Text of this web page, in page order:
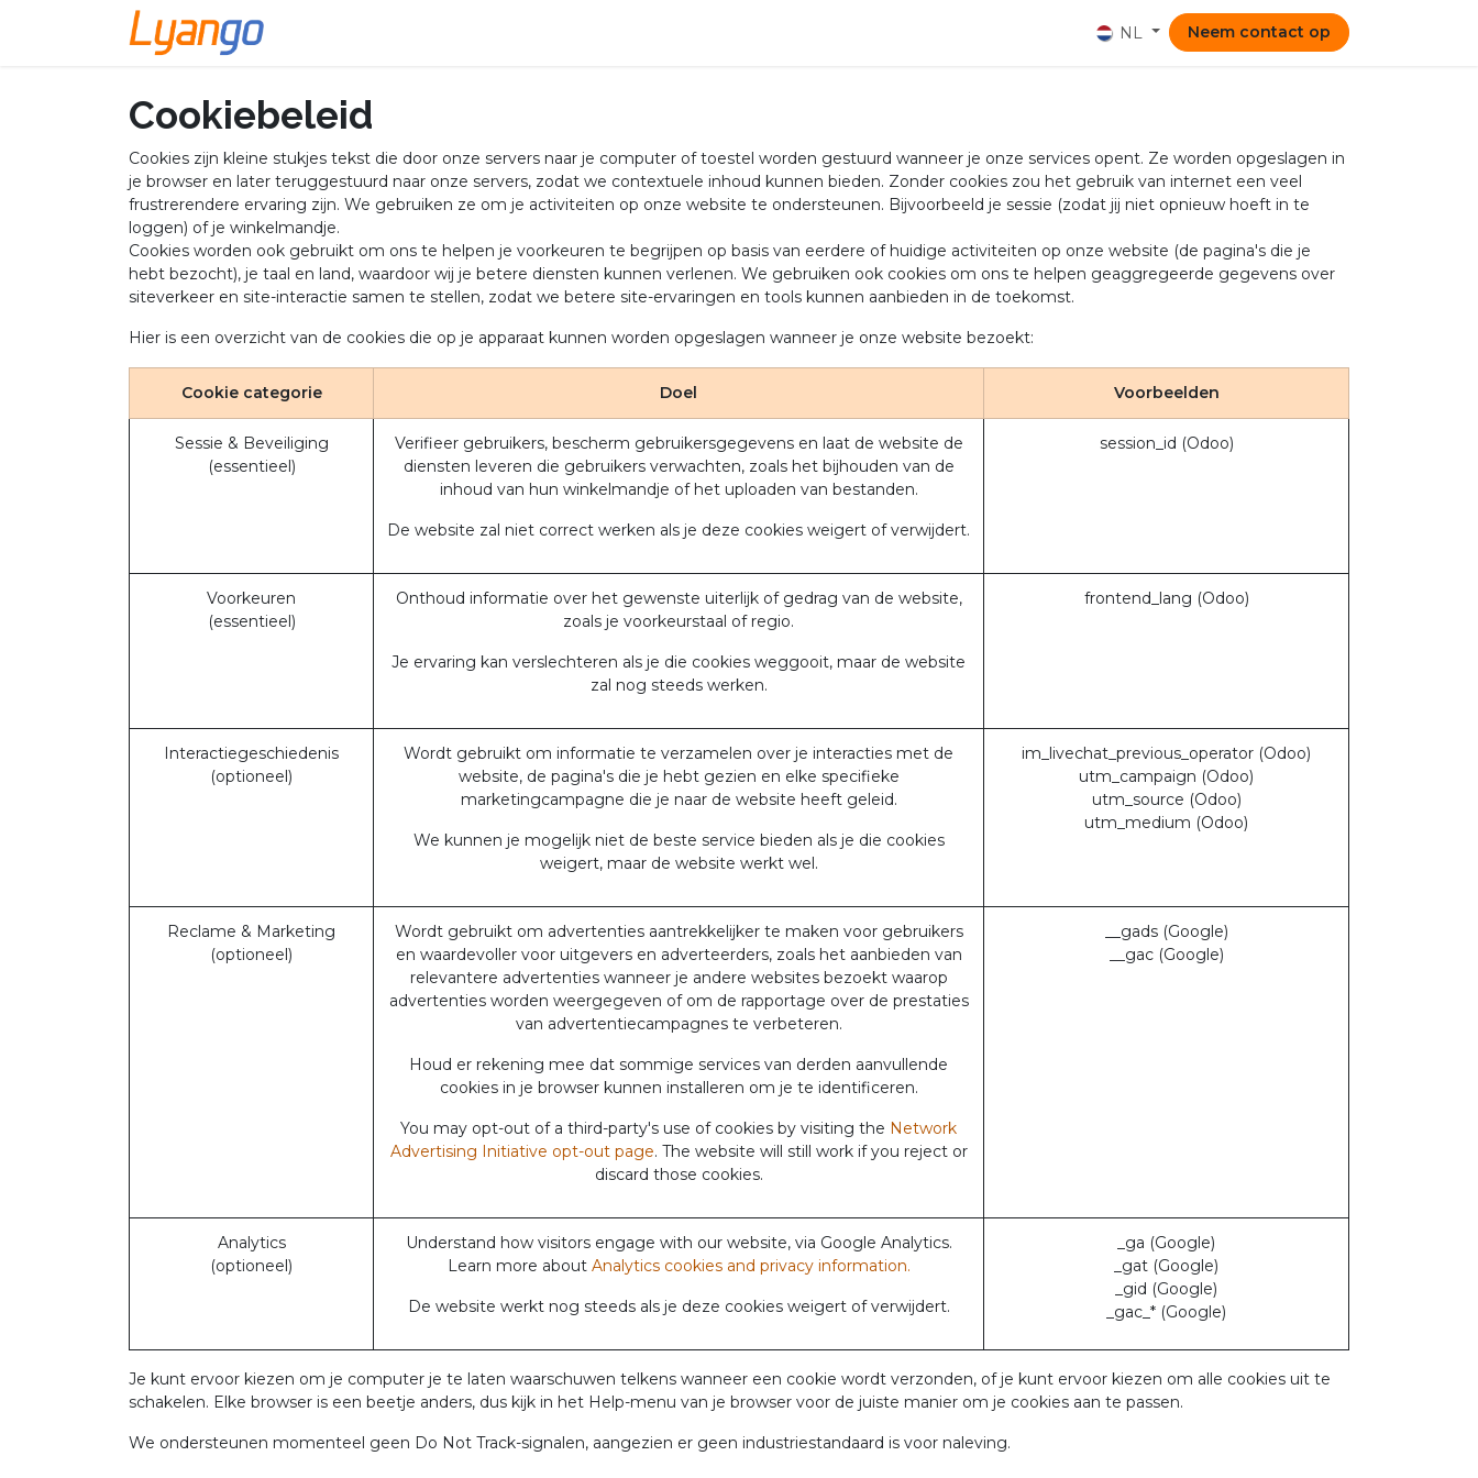
Overslaan naar inhoud
NL
Neem contact op
Cookiebeleid
Cookies zijn kleine stukjes tekst die door onze servers naar je computer of toestel worden gestuurd wanneer je onze services opent. Ze worden opgeslagen in
je browser en later teruggestuurd naar onze servers, zodat we contextuele inhoud kunnen bieden. Zonder cookies zou het gebruik van internet een veel
frustrerendere ervaring zijn. We gebruiken ze om je activiteiten op onze website te ondersteunen. Bijvoorbeeld je sessie (zodat jij niet opnieuw hoeft in te
loggen) of je winkelmandje.
Cookies worden ook gebruikt om ons te helpen je voorkeuren te begrijpen op basis van eerdere of huidige activiteiten op onze website (de pagina's die je
hebt bezocht), je taal en land, waardoor wij je betere diensten kunnen verlenen. We gebruiken ook cookies om ons te helpen geaggregeerde gegevens over
siteverkeer en site-interactie samen te stellen, zodat we betere site-ervaringen en tools kunnen aanbieden in de toekomst.
Hier is een overzicht van de cookies die op je apparaat kunnen worden opgeslagen wanneer je onze website bezoekt:
Cookie categorie Doel Voorbeelden
Sessie & Beveiliging
(essentieel)
Verifieer gebruikers, bescherm gebruikersgegevens en laat de website de
diensten leveren die gebruikers verwachten, zoals het bijhouden van de
inhoud van hun winkelmandje of het uploaden van bestanden.
De website zal niet correct werken als je deze cookies weigert of verwijdert.
session_id (Odoo)
Voorkeuren
(essentieel)
Onthoud informatie over het gewenste uiterlijk of gedrag van de website,
zoals je voorkeurstaal of regio.
Je ervaring kan verslechteren als je die cookies weggooit, maar de website
zal nog steeds werken.
frontend_lang (Odoo)
Interactiegeschiedenis
(optioneel)
Wordt gebruikt om informatie te verzamelen over je interacties met de
website, de pagina's die je hebt gezien en elke specifieke
marketingcampagne die je naar de website heeft geleid.
We kunnen je mogelijk niet de beste service bieden als je die cookies
weigert, maar de website werkt wel.
im_livechat_previous_operator (Odoo)
utm_campaign (Odoo)
utm_source (Odoo)
utm_medium (Odoo)
Reclame & Marketing
(optioneel)
Wordt gebruikt om advertenties aantrekkelijker te maken voor gebruikers
en waardevoller voor uitgevers en adverteerders, zoals het aanbieden van
relevantere advertenties wanneer je andere websites bezoekt waarop
advertenties worden weergegeven of om de rapportage over de prestaties
van advertentiecampagnes te verbeteren.
Houd er rekening mee dat sommige services van derden aanvullende
cookies in je browser kunnen installeren om je te identificeren.
You may opt-out of a third-party's use of cookies by visiting the Network
Advertising Initiative opt-out page. The website will still work if you reject or
discard those cookies.
__gads (Google)
__gac (Google)
Analytics
(optioneel)
Understand how visitors engage with our website, via Google Analytics.
Learn more about Analytics cookies and privacy information.
De website werkt nog steeds als je deze cookies weigert of verwijdert.
_ga (Google)
_gat (Google)
_gid (Google)
_gac_* (Google)
Je kunt ervoor kiezen om je computer je te laten waarschuwen telkens wanneer een cookie wordt verzonden, of je kunt ervoor kiezen om alle cookies uit te
schakelen. Elke browser is een beetje anders, dus kijk in het Help-menu van je browser voor de juiste manier om je cookies aan te passen.
We ondersteunen momenteel geen Do Not Track-signalen, aangezien er geen industriestandaard is voor naleving.